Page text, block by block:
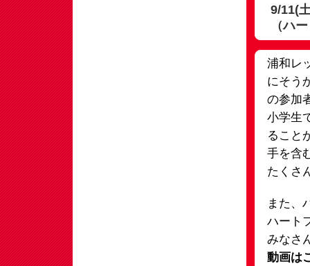
9/11(
（ハ
浦和レ
にそう
の参加
小学生
ること
手を含
たくさ
また、
ハート
みなさ
動画は